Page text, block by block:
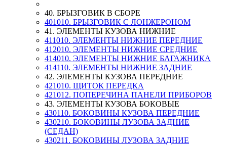
40. БРЫЗГОВИК В СБОРЕ
401010. БРЫЗГОВИК С ЛОНЖЕРОНОМ
41. ЭЛЕМЕНТЫ КУЗОВА НИЖНИЕ
411010. ЭЛЕМЕНТЫ НИЖНИЕ ПЕРЕДНИЕ
412010. ЭЛЕМЕНТЫ НИЖНИЕ СРЕДНИЕ
414010. ЭЛЕМЕНТЫ НИЖНИЕ БАГАЖНИКА
414110. ЭЛЕМЕНТЫ НИЖНИЕ ЗАДНИЕ
42. ЭЛЕМЕНТЫ КУЗОВА ПЕРЕДНИЕ
421010. ЩИТОК ПЕРЕДКА
421012. ПОПЕРЕЧИНА ПАНЕЛИ ПРИБОРОВ
43. ЭЛЕМЕНТЫ КУЗОВА БОКОВЫЕ
430110. БОКОВИНЫ КУЗОВА ПЕРЕДНИЕ
430210. БОКОВИНЫ ЛУЗОВА ЗАДНИЕ
(СЕДАН)
430211. БОКОВИНЫ ЛУЗОВА ЗАДНИЕ